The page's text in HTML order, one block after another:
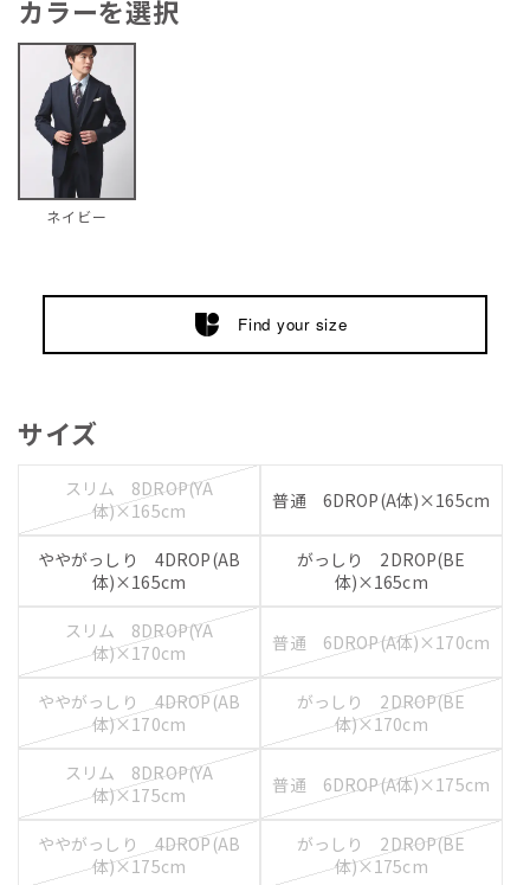
カラーを選択
ネイビー
Find your size
サイズ
スリム 8DROP(YA
体)×165cm
普通 6DROP(A体)×165cm
ややがっしり 4DROP(AB
体)×165cm
がっしり 2DROP(BE
体)×165cm
スリム 8DROP(YA
体)×170cm
普通 6DROP(A体)×170cm
ややがっしり 4DROP(AB
体)×170cm
がっしり 2DROP(BE
体)×170cm
スリム 8DROP(YA
体)×175cm
普通 6DROP(A体)×175cm
ややがっしり 4DROP(AB
体)×175cm
がっしり 2DROP(BE
体)×175cm